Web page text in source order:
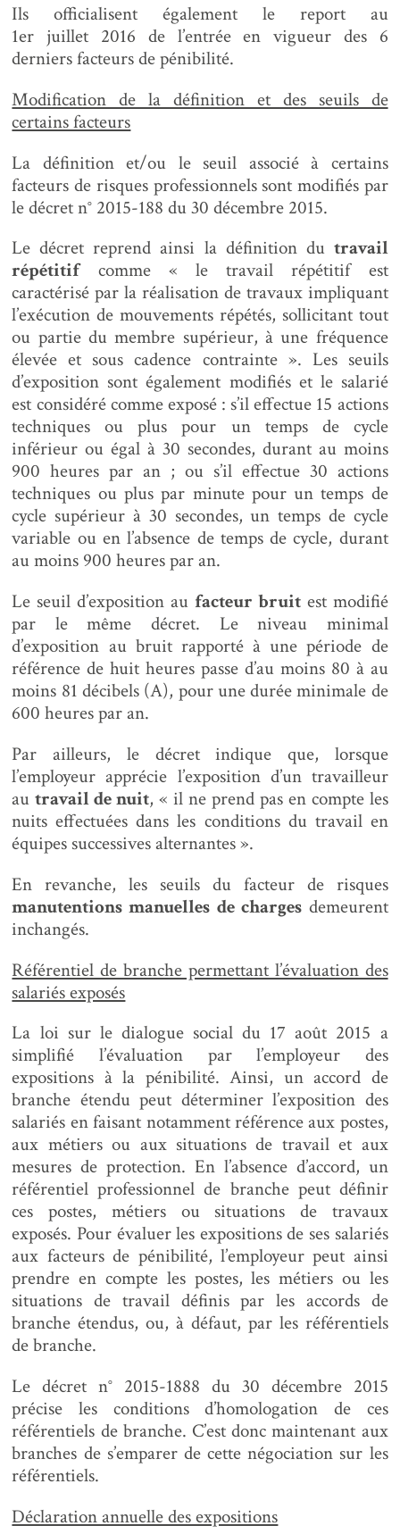
Ils officialisent également le report au
1er juillet 2016 de l’entrée en vigueur des 6
derniers facteurs de pénibilité.
Modification de la définition et des seuils de
certains facteurs
La définition et/ou le seuil associé à certains
facteurs de risques professionnels sont modifiés par
le décret n° 2015-188 du 30 décembre 2015.
Le décret reprend ainsi la définition du travail
répétitifcomme « le travail répétitif est
caractérisé par la réalisation de travaux impliquant
l’exécution de mouvements répétés, sollicitant tout
ou partie du membre supérieur, à une fréquence
élevée et sous cadence contrainte ». Les seuils
d’exposition sont également modifiés et le salarié
est considéré comme exposé : s’il effectue 15 actions
techniques ou plus pour un temps de cycle
inférieur ou égal à 30 secondes, durant au moins
900 heures par an ; ou s’il effectue 30 actions
techniques ou plus par minute pour un temps de
cycle supérieur à 30 secondes, un temps de cycle
variable ou en l’absence de temps de cycle, durant
au moins 900 heures par an.
Le seuil d’exposition au facteur bruitest modifié
par le même décret. Le niveau minimal
d’exposition au bruit rapporté à une période de
référence de huit heures passe d’au moins 80 à au
moins 81 décibels (A), pour une durée minimale de
600 heures par an.
Par ailleurs, le décret indique que, lorsque
l’employeur apprécie l’exposition d’un travailleur
autravail de nuit, « il ne prend pas en compte les
nuits effectuées dans les conditions du travail en
équipes successives alternantes ».
En revanche, les seuils du facteur de risques
manutentions manuelles de chargesdemeurent
inchangés.
Référentiel de branche permettant l’évaluation des
salariés exposés
La loi sur le dialogue social du 17 août 2015 a
simplifié l’évaluation par l’employeur des
expositions à la pénibilité. Ainsi, un accord de
branche étendu peut déterminer l’exposition des
salariés en faisant notamment référence aux postes,
aux métiers ou aux situations de travail et aux
mesures de protection. En l’absence d’accord, un
référentiel professionnel de branche peut définir
ces postes, métiers ou situations de travaux
exposés. Pour évaluer les expositions de ses salariés
aux facteurs de pénibilité, l’employeur peut ainsi
prendre en compte les postes, les métiers ou les
situations de travail définis par les accords de
branche étendus, ou, à défaut, par les référentiels
de branche.
Le décret n° 2015-1888 du 30 décembre 2015
précise les conditions d’homologation de ces
référentiels de branche. C’est donc maintenant aux
branches de s’emparer de cette négociation sur les
référentiels.
Déclaration annuelle des expositions